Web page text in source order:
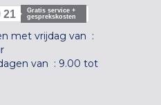
21
Gratis service +
gesprekskosten
met vrijdag van :
van : 9.00 tot